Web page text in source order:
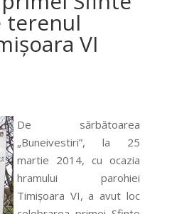
terenul
VI
De sărbătoarea
„Buneivestiri”, la 25
martie 2014, cu ocazia
hramului parohiei
Timişoara VI, a avut loc